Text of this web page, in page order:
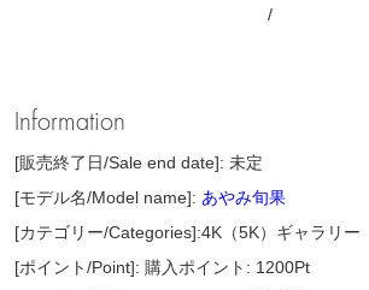
/
Information
[販売終了日/Sale end date]: 未定
[モデル名/Model name]: あやみ旬果
[カテゴリー/Categories]:4K（5K）ギャラリー
[ポイント/Point]: 購入ポイント: 1200Pt